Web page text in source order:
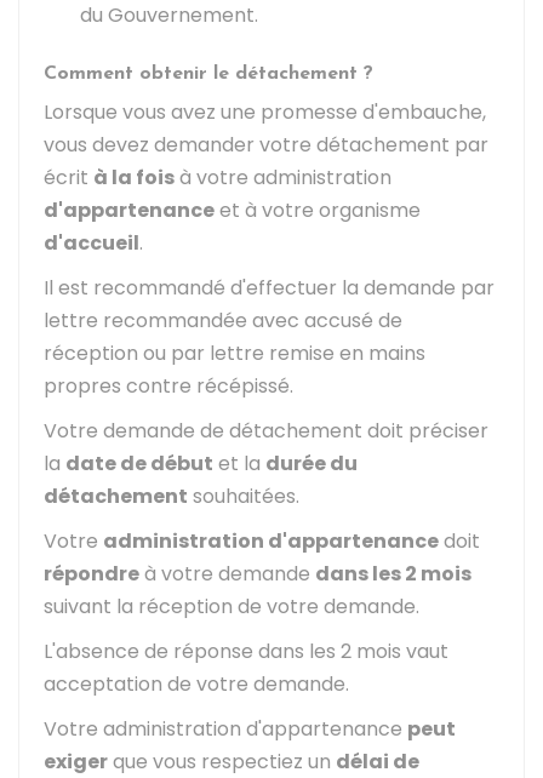
du Gouvernement.
Comment obtenir le détachement ?
Lorsque vous avez une promesse d'embauche,
vous devez demander votre détachement par
écrit à la foisà votre administration
d'appartenanceet à votre organisme
d'accueil.
Il est recommandé d'effectuer la demande par
lettre recommandée avec accusé de
réception ou par lettre remise en mains
propres contre récépissé.
Votre demande de détachement doit préciser
la date de début et la durée du
détachement souhaitées.
Votre administration d'appartenancedoit
répondreà votre demande dans les 2 mois
suivant la réception de votre demande.
L'absence de réponse dans les 2 mois vaut
acceptation de votre demande.
Votre administration d'appartenance peut
exigerque vous respectiez un délai de